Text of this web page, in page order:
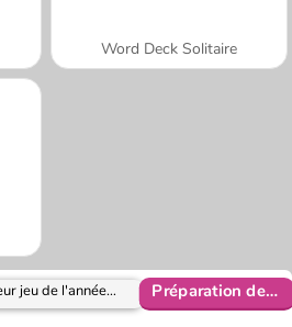
Word Deck Solitaire
Jeux de Et le meilleur jeu de l'année est 2018 Préparation de pizza